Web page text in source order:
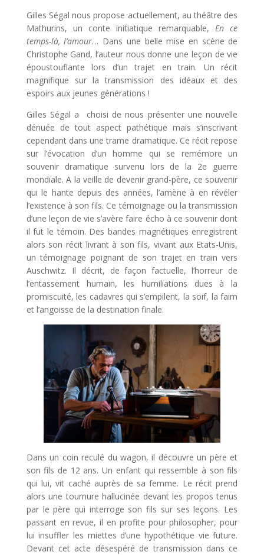
Gilles Ségal nous propose actuellement, au théâtre des
Mathurins, un conte initiatique remarquable, En ce
temps-là, l’amour… Dans une belle mise en scène de
Christophe Gand, l’auteur nous donne une leçon de vie
époustouflante lors d’un trajet en train. Un récit
magnifique sur la transmission des idéaux et des
espoirs aux jeunes générations !
Gilles Ségal a choisi de nous présenter une nouvelle
dénuée de tout aspect pathétique mais s’inscrivant
cependant dans une trame dramatique. Ce récit repose
sur l’évocation d’un homme qui se remémore un
souvenir dramatique survenu lors de la 2e guerre
mondiale. A la veille de devenir grand-père, ce souvenir
qui le hante depuis des années, l’amène à en révéler
l’existence à son fils. Ce témoignage ou la transmission
d’une leçon de vie s’avère faire écho à ce souvenir dont
il fut le témoin. Des bandes magnétiques enregistrent
alors son récit livrant à son fils, vivant aux Etats-Unis,
un témoignage poignant de son trajet en train vers
Auschwitz. Il décrit, de façon factuelle, l’horreur de
l’entassement humain, les humiliations dues à la
promiscuité, les cadavres qui s’empilent, la soif, la faim
et l’angoisse de la destination finale.
Dans un coin reculé du wagon, il découvre un père et
son fils de 12 ans. Un enfant qui ressemble à son fils
qui lui, vit caché auprès de sa femme. Le récit prend
alors une tournure hallucinée devant les propos tenus
par le père qui interroge son fils sur ses leçons. Les
passant en revue, il en profite pour philosopher, pour
lui insuffler les miettes d’une hypothétique vie future.
Devant cet acte désespéré de transmission dans ce